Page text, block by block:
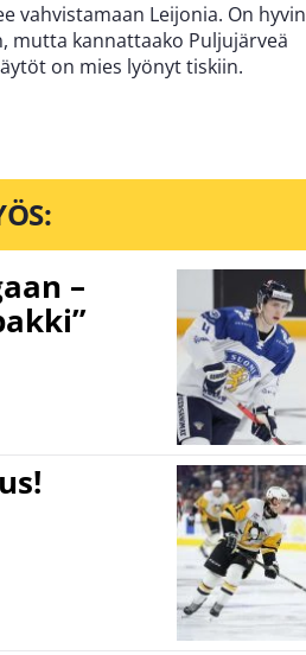
vahvistamaan Leijonia. On hyvin
mutta kannattaako Puljujärveä
on mies lyönyt tiskiin.
–